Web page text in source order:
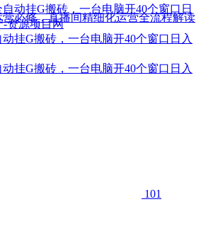
必修，直播间精细化运营全流程解读
挂G搬砖，一台电脑开40个窗口日入
挂G搬砖，一台电脑开40个窗口日入
101